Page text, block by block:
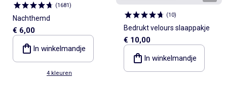
(1681)
Nachthemd
€ 6,00
In winkelmandje
4 kleuren
(10)
Bedrukt velours slaappakje
€ 10,00
In winkelmandje